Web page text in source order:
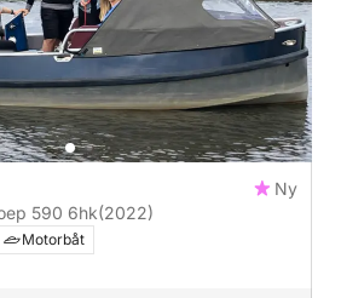
Ny
Motorbåt Luxe E-Sloep 590 6hk(2022)
Motorbåt